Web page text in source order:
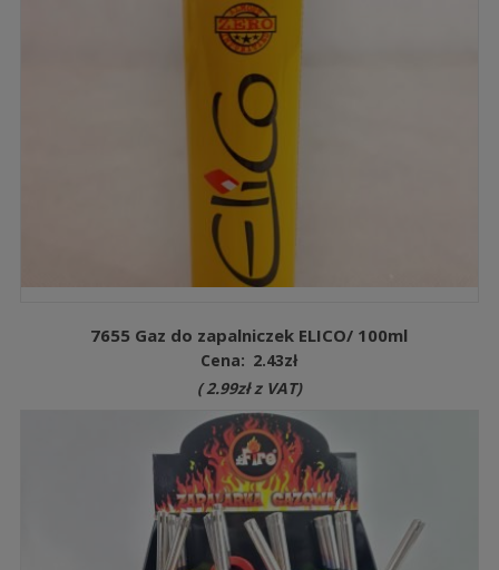
7655 Gaz do zapalniczek ELICO/ 100ml
Cena: 2.43zł
( 2.99złz VAT)